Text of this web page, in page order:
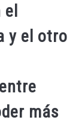
y el otro
más